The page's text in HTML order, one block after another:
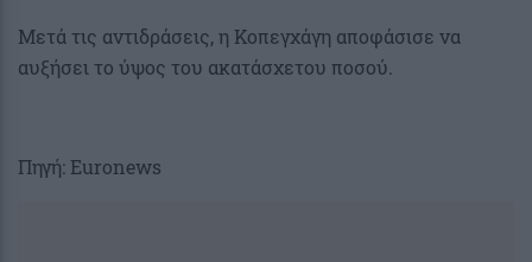
Μετά τις αντιδράσεις, η Κοπεγχάγη αποφάσισε να
αυξήσει το ύψος του ακατάσχετου ποσού.
Πηγή: Euronews